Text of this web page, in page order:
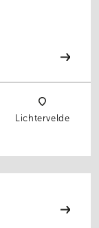
Lichtervelde